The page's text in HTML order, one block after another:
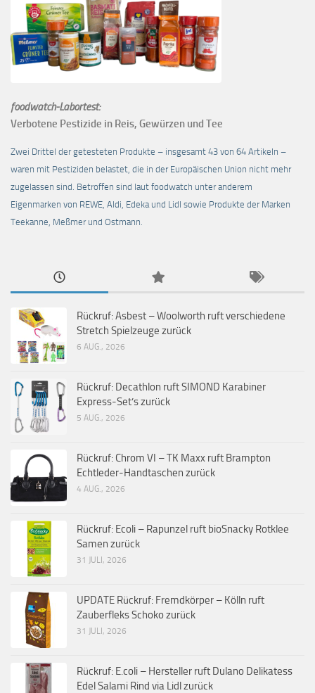
foodwatch-Labortest:
Verbotene Pestizide in Reis, Gewürzen und Tee
Zwei Drittel der getesteten Produkte – insgesamt 43 von 64 Artikeln –
waren mit Pestiziden belastet, die in der Europäischen Union nicht mehr
zugelassen sind. Betroffen sind laut foodwatch unter anderem
Eigenmarken von REWE, Aldi, Edeka und Lidl sowie Produkte der Marken
Teekanne, Meßmer und Ostmann.
Rückruf: Asbest – Woolworth ruft verschiedene
Stretch Spielzeuge zurück
6 AUG., 2026
Rückruf: Decathlon ruft SIMOND Karabiner
Express-Set’s zurück
5 AUG., 2026
Rückruf: Chrom VI – TK Maxx ruft Brampton
Echtleder-Handtaschen zurück
4 AUG., 2026
Rückruf: Ecoli – Rapunzel ruft bioSnacky Rotklee
Samen zurück
31 JULI, 2026
UPDATE Rückruf: Fremdkörper – Kölln ruft
Zauberfleks Schoko zurück
31 JULI, 2026
Rückruf: E.coli – Hersteller ruft Dulano Delikatess
Edel Salami Rind via Lidl zurück